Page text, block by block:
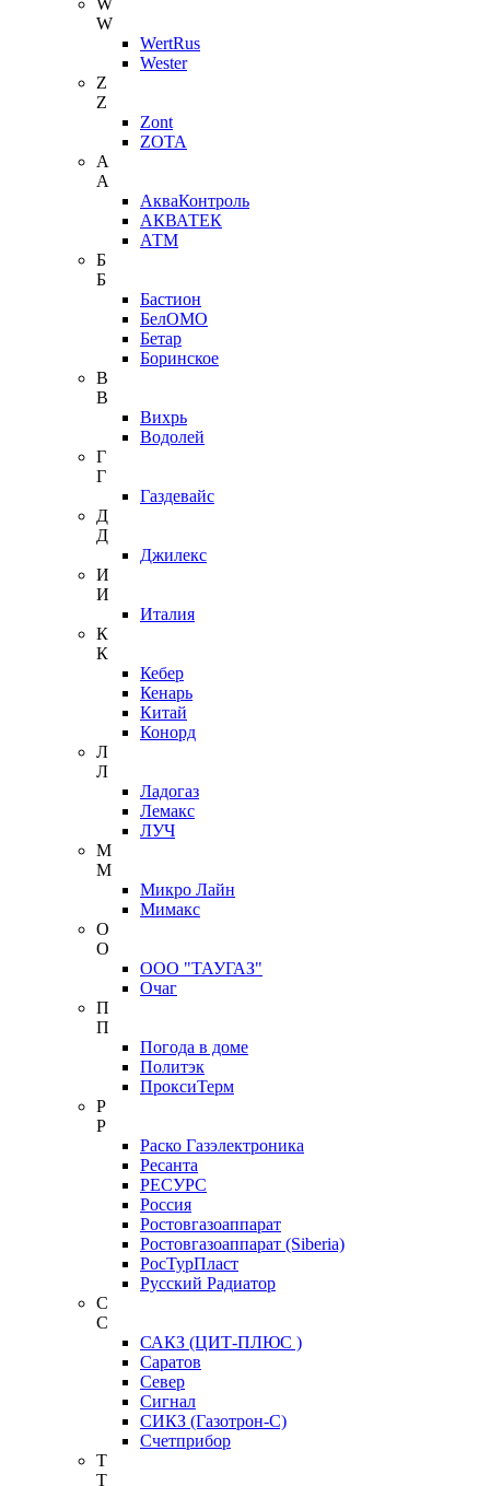
W
W
WertRus
Wester
Z
Z
Zont
ZOTA
А
А
АкваКонтроль
АКВАТЕК
АТМ
Б
Б
Бастион
БелОМО
Бетар
Боринское
В
В
Вихрь
Водолей
Г
Г
Газдевайс
Д
Д
Джилекс
И
И
Италия
К
К
Кебер
Кенарь
Китай
Конорд
Л
Л
Ладогаз
Лемакс
ЛУЧ
М
М
Микро Лайн
Мимакс
О
О
ООО "ТАУГАЗ"
Очаг
П
П
Погода в доме
Политэк
ПроксиТерм
Р
Р
Раско Газэлектроника
Ресанта
РЕСУРС
Россия
Ростовгазоаппарат
Ростовгазоаппарат (Siberia)
РосТурПласт
Русский Радиатор
С
С
САКЗ (ЦИТ-ПЛЮС )
Саратов
Север
Сигнал
СИКЗ (Газотрон-С)
Счетприбор
Т
Т